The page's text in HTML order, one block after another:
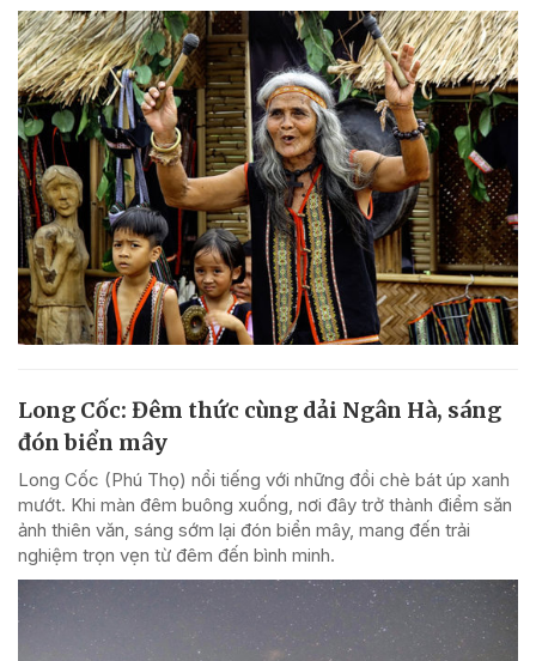
Long Cốc: Đêm thức cùng dải Ngân Hà, sáng
đón biển mây
Long Cốc (Phú Thọ) nổi tiếng với những đồi chè bát úp xanh
mướt. Khi màn đêm buông xuống, nơi đây trở thành điểm săn
ảnh thiên văn, sáng sớm lại đón biển mây, mang đến trải
nghiệm trọn vẹn từ đêm đến bình minh.